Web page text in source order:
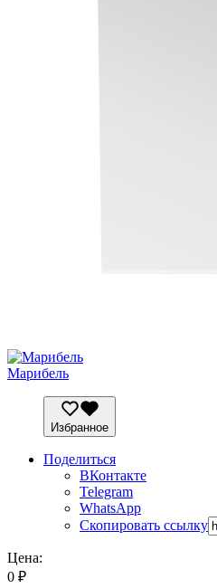
Марибель
Избранное
Поделиться
ВКонтакте
Telegram
WhatsApp
Скопировать ссылку
Цена:
0 ₽